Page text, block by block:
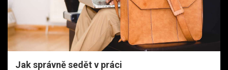
Jak správně sedět v práci